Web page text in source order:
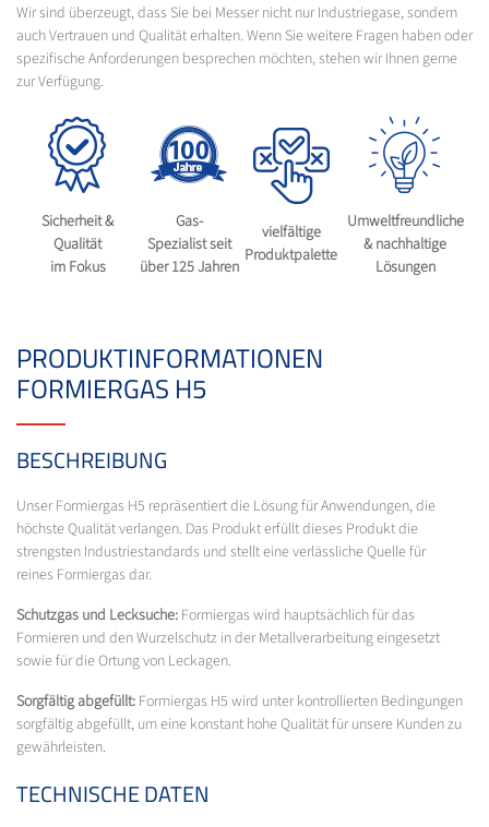
Wir sind überzeugt, dass Sie bei Messer nicht nur Industriegase, sondern
auch Vertrauen und Qualität erhalten. Wenn Sie weitere Fragen haben oder
spezifische Anforderungen besprechen möchten, stehen wir Ihnen gerne
zur Verfügung.
Sicherheit &
Qualität
im Fokus
Gas-
Spezialist seit
über 125 Jahren
vielfältige
Produktpalette
Umweltfreundliche
& nachhaltige
Lösungen
PRODUKTINFORMATIONEN
FORMIERGAS H5
BESCHREIBUNG
Unser Formiergas H5 repräsentiert die Lösung für Anwendungen, die
höchste Qualität verlangen. Das Produkt erfüllt dieses Produkt die
strengsten Industriestandards und stellt eine verlässliche Quelle für
reines Formiergas dar.
Schutzgas und Lecksuche: Formiergas wird hauptsächlich für das
Formieren und den Wurzelschutz in der Metallverarbeitung eingesetzt
sowie für die Ortung von Leckagen.
Sorgfältig abgefüllt: Formiergas H5 wird unter kontrollierten Bedingungen
sorgfältig abgefüllt, um eine konstant hohe Qualität für unsere Kunden zu
gewährleisten.
TECHNISCHE DATEN